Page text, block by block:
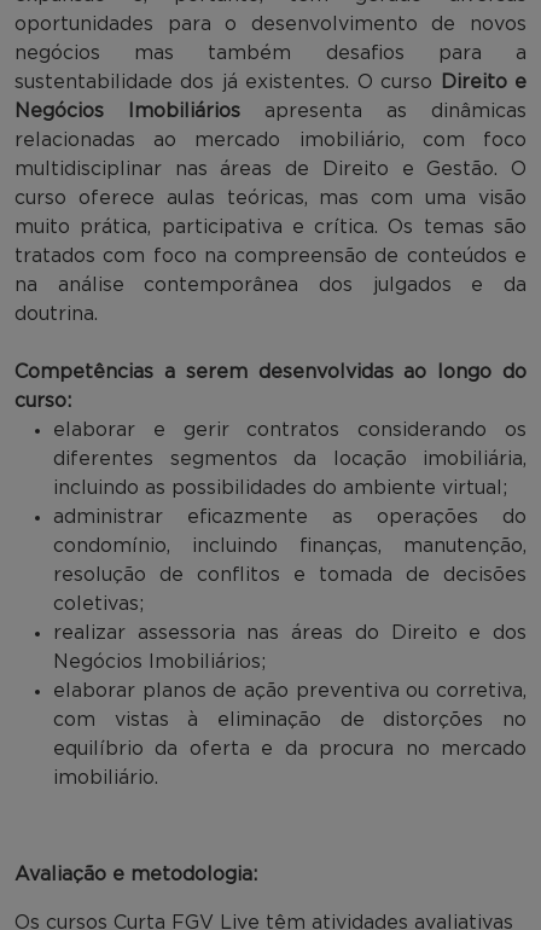
oportunidades para o desenvolvimento de novos
negócios mas também desafios para a
sustentabilidade dos já existentes. O curso
Direito e
Negócios Imobiliários apresenta as dinâmicas
relacionadas ao mercado imobiliário, com foco
multidisciplinar nas áreas de Direito e Gestão. O
curso oferece aulas teóricas, mas com uma visão
muito prática, participativa e crítica. Os temas são
tratados com foco na compreensão de conteúdos e
na análise contemporânea dos julgados e da
doutrina.
Competências a serem desenvolvidas ao longo do
curso:
elaborar e gerir contratos considerando os
diferentes segmentos da locação imobiliária,
incluindo as possibilidades do ambiente virtual;
administrar eficazmente as operações do
condomínio, incluindo finanças, manutenção,
resolução de conflitos e tomada de decisões
coletivas;
realizar assessoria nas áreas do Direito e dos
Negócios Imobiliários;
elaborar planos de ação preventiva ou corretiva,
com vistas à eliminação de distorções no
equilíbrio da oferta e da procura no mercado
imobiliário.
Avaliação e metodologia:
Os cursos Curta FGV Live têm atividades avaliativas